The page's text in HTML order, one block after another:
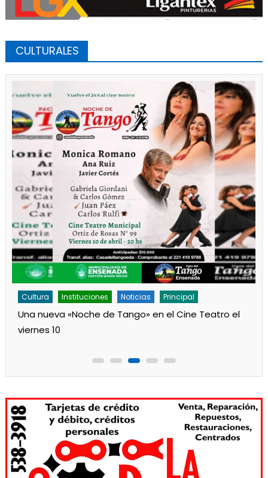
CULTURALES
Cultura Instituciones Noticias Principal
Una nueva «Noche de Tango» en el Cine Teatro el
viernes 10